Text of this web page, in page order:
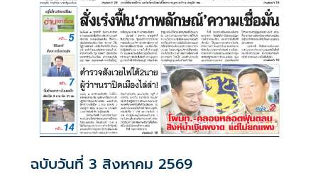
ฉบับวันที่ 3 สิงหาคม 2569